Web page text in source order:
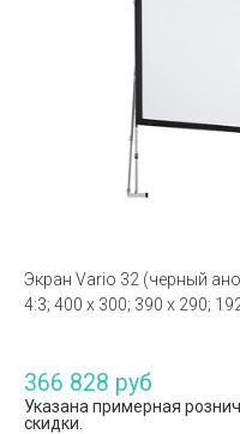
Экран Vario 32 (черный
4:3; 400 x 300; 390 x 290;
366 828 руб
Указана примерная
скидки.